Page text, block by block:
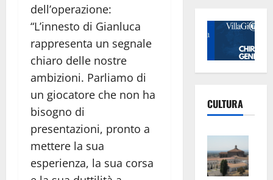
dell’operazione:
“L’innesto di Gianluca
rappresenta un segnale
chiaro delle nostre
ambizioni. Parliamo di
un giocatore che non ha
bisogno di
presentazioni, pronto a
mettere la sua
esperienza, la sua corsa
CULTURA